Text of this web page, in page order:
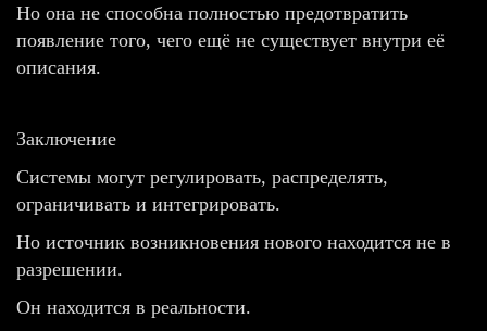
Но она не способна полностью предотвратить
появление того, чего ещё не существует внутри её
описания.
Заключение
Системы могут регулировать, распределять,
ограничивать и интегрировать.
Но источник возникновения нового находится не в
разрешении.
Он находится в реальности.